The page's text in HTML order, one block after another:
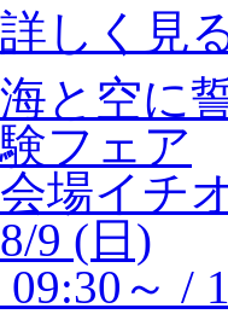
詳しく見
海と空に
験フェア
会場イチ
8/9 (日)
09:30～ /